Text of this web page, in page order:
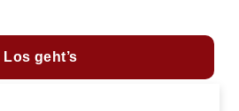
Los geht’s